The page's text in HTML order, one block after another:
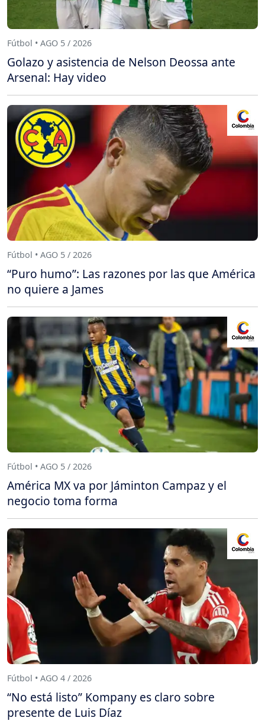
Fútbol • AGO 5 / 2026
Golazo y asistencia de Nelson Deossa ante
Arsenal: Hay video
Fútbol • AGO 5 / 2026
“Puro humo”: Las razones por las que América
no quiere a James
Fútbol • AGO 5 / 2026
América MX va por Jáminton Campaz y el
negocio toma forma
Fútbol • AGO 4 / 2026
“No está listo” Kompany es claro sobre
presente de Luis Díaz